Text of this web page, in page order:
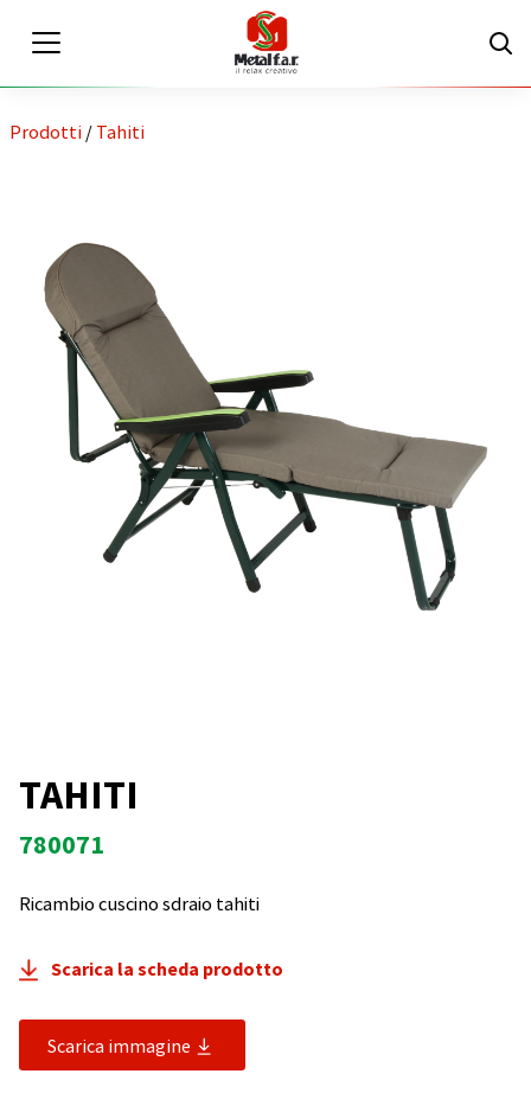
Prodotti / Tahiti
TAHITI
780071
Ricambio cuscino sdraio tahiti
Scarica la scheda prodotto
Scarica immagine